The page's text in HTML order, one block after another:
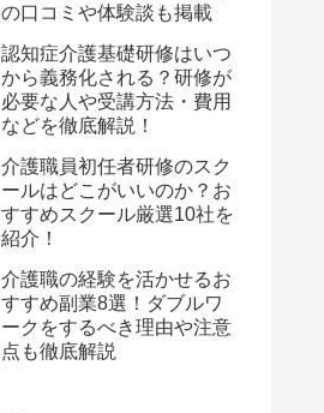
の口コミや体験談も掲載
認知症介護基礎研修はいつ
から義務化される？研修が
必要な人や受講方法・費用
などを徹底解説！
介護職員初任者研修のスク
ールはどこがいいのか？お
すすめスクール厳選10社を
紹介！
介護職の経験を活かせるお
すすめ副業8選！ダブルワ
ークをするべき理由や注意
点も徹底解説